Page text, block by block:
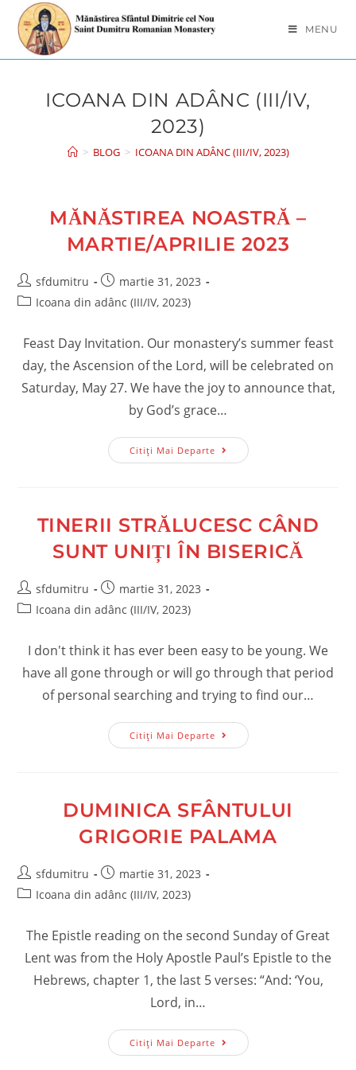
content
MENU
ICOANA DIN ADÂNC (III/IV,
2023)
> BLOG > ICOANA DIN ADÂNC (III/IV, 2023)
MĂNĂSTIREA NOASTRĂ –
MARTIE/APRILIE 2023
Post
author:
sfdumitru
Post
published:
martie 31, 2023
PostIcoana din adânc (III/IV, 2023)
Feast Day Invitation. Our monastery’s summer feast
day, the Ascension of the Lord, will be celebrated on
Saturday, May 27. We have the joy to announce that,
by God’s grace…
Citiți Mai DeparteMănăstirea
Noastră
TINERII STRĂLUCESC CÂND
SUNT UNIȚI ÎN BISERICĂ
Post
author:
sfdumitru
Post
published:
martie 31, 2023
PostIcoana din adânc (III/IV, 2023)
I don't think it has ever been easy to be young. We
have all gone through or will go through that period
of personal searching and trying to find our…
Citiți Mai DeparteTinerii
Strălucesc
Biserică
DUMINICA SFÂNTULUI
GRIGORIE PALAMA
Post
author:
sfdumitru
Post
published:
martie 31, 2023
PostIcoana din adânc (III/IV, 2023)
The Epistle reading on the second Sunday of Great
Lent was from the Holy Apostle Paul’s Epistle to the
Hebrews, chapter 1, the last 5 verses: “And: ‘You,
Lord, in…
Citiți Mai DeparteDuminica
Sfântului